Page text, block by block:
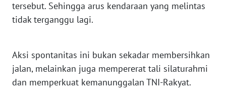
tersebut. Sehingga arus kendaraan yang melintas
tidak terganggu lagi.
Aksi spontanitas ini bukan sekadar membersihkan
jalan, melainkan juga mempererat tali silaturahmi
dan memperkuat kemanunggalan TNI-Rakyat.
WN
WN
SULTRA